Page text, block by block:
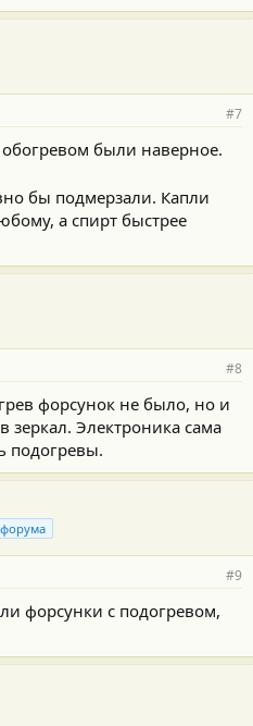
#7
были наверное.
бы подмерзали. Капли
а спирт быстрее
#8
форсунок не было, но и
зеркал. Электроника сама
подогревы.
#9
форсунки с подогревом,